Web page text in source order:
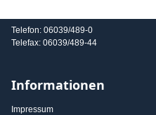
Telefon: 06039/489-0
Telefax: 06039/489-44
Informationen
Impressum